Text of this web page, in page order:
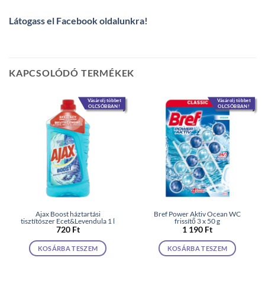
Látogass el Facebook oldalunkra!
KAPCSOLÓDÓ TERMÉKEK
Vásárolj többet
OLCSÓBBAN!
Ajax Boost háztartási
tisztítószer Ecet&Levendula 1 l
720 Ft
KOSÁRBA TESZEM
Vásárolj többet
OLCSÓBBAN!
Bref Power Aktiv Ocean WC
frissítő 3 x 50 g
1 190 Ft
KOSÁRBA TESZEM